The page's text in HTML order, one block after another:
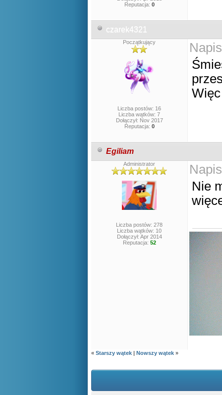
Reputacja: 0
czarek4321
Początkujący
Liczba postów: 16
Liczba wątków: 7
Dołączył: Nov 2017
Reputacja: 0
Egiliam
Administrator
Liczba postów: 278
Liczba wątków: 10
Dołączył: Apr 2014
Reputacja: 52
Nie
« Starszy wątek | Nowszy wątek »